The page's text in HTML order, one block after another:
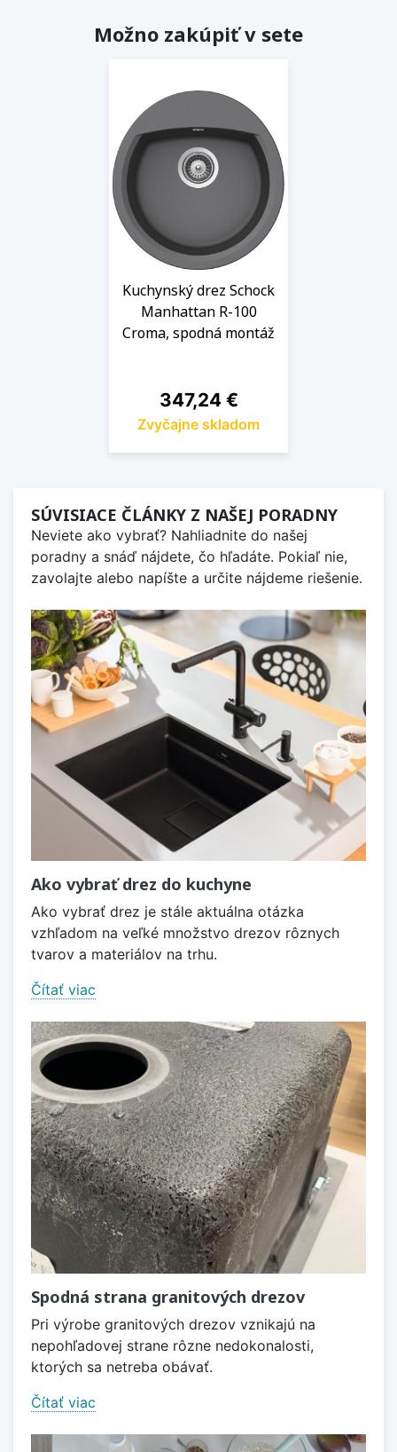
Možno zakúpiť v sete
Kuchynský drez Schock
Manhattan R-100
Croma, spodná montáž
Cena
347,24 €
Zvyčajne skladom
SÚVISIACE ČLÁNKY Z NAŠEJ PORADNY
Neviete ako vybrať? Nahliadnite do našej
poradny a snáď nájdete, čo hľadáte. Pokiaľ nie,
zavolajte alebo napíšte a určite nájdeme riešenie.
Ako vybrať drez do kuchyne
Ako vybrať drez je stále aktuálna otázka
vzhľadom na veľké množstvo drezov rôznych
tvarov a materiálov na trhu.
Čítať viac
Spodná strana granitových drezov
Pri výrobe granitových drezov vznikajú na
nepohľadovej strane rôzne nedokonalosti,
ktorých sa netreba obávať.
Čítať viac